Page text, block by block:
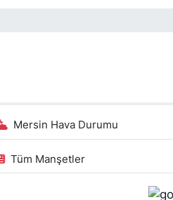
Mersin Hava Durumu
Tüm Manşetler